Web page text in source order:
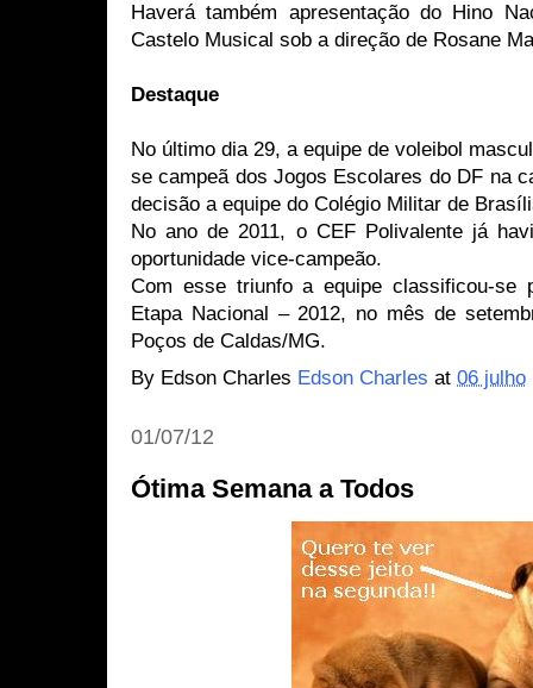
Haverá também apresentação do Hino
Castelo Musical sob a direção de Rosane
Destaque
No último dia 29, a equipe de voleibol
se campeã dos Jogos Escolares do DF na
decisão a equipe do Colégio Militar de
No ano de 2011, o CEF Polivalente já
oportunidade vice-campeão.
Com esse triunfo a equipe classificou-se
Etapa Nacional – 2012, no mês de
Poços de Caldas/MG.
By Edson Charles Edson Charles at 06 julho
01/07/12
Ótima Semana a Todos